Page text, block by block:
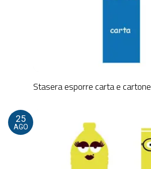
Stasera esporre carta e cartone
25
AGO